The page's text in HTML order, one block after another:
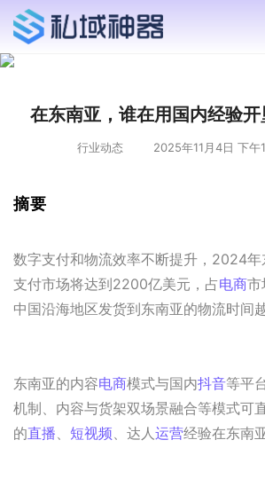
在东南亚，谁在用国内经验开
行业动态 2025年11月4日 下午
摘要
数字支付和物流效率不断提升，2024
支付市场将达到2200亿美元，占电商市
中国沿海地区发货到东南亚的物流时间
东南亚的内容电商模式与国内抖音等平
机制、内容与货架双场景融合等模式可
的直播、 短视频、达人运营经验在东南